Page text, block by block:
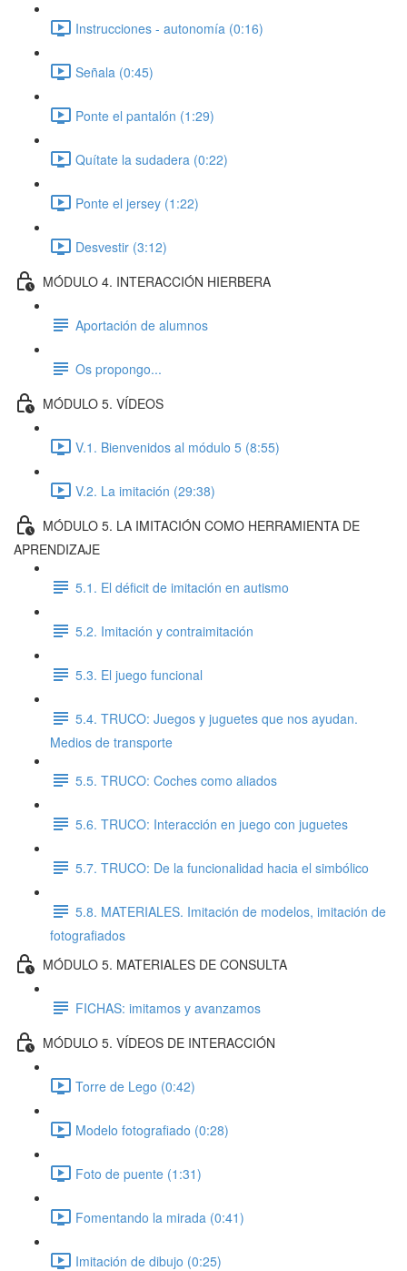
Instrucciones - autonomía (0:16)
Señala (0:45)
Ponte el pantalón (1:29)
Quítate la sudadera (0:22)
Ponte el jersey (1:22)
Desvestir (3:12)
MÓDULO 4. INTERACCIÓN HIERBERA
Aportación de alumnos
Os propongo...
MÓDULO 5. VÍDEOS
V.1. Bienvenidos al módulo 5 (8:55)
V.2. La imitación (29:38)
MÓDULO 5. LA IMITACIÓN COMO HERRAMIENTA DE
APRENDIZAJE
5.1. El déficit de imitación en autismo
5.2. Imitación y contraimitación
5.3. El juego funcional
5.4. TRUCO: Juegos y juguetes que nos ayudan.
Medios de transporte
5.5. TRUCO: Coches como aliados
5.6. TRUCO: Interacción en juego con juguetes
5.7. TRUCO: De la funcionalidad hacia el simbólico
5.8. MATERIALES. Imitación de modelos, imitación de
fotografiados
MÓDULO 5. MATERIALES DE CONSULTA
FICHAS: imitamos y avanzamos
MÓDULO 5. VÍDEOS DE INTERACCIÓN
Torre de Lego (0:42)
Modelo fotografiado (0:28)
Foto de puente (1:31)
Fomentando la mirada (0:41)
Imitación de dibujo (0:25)